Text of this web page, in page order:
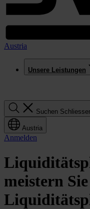
Austria
Unsere Leistungen
Suchen
Austria
Anmelden
meistern